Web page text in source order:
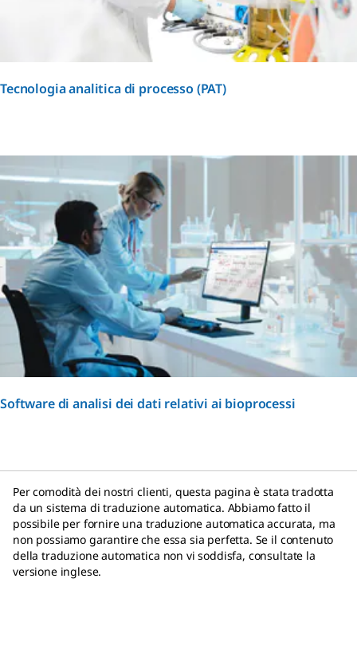
Tecnologia analitica di processo (PAT)
Software di analisi dei dati relativi ai bioprocessi
Per comodità dei nostri clienti, questa pagina è stata tradotta
da un sistema di traduzione automatica. Abbiamo fatto il
possibile per fornire una traduzione automatica accurata, ma
non possiamo garantire che essa sia perfetta. Se il contenuto
della traduzione automatica non vi soddisfa, consultate la
versione inglese.